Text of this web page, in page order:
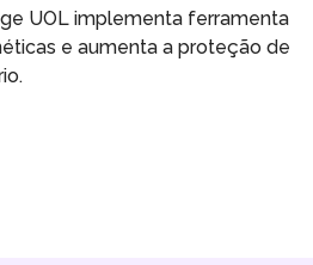
UOL implementa ferramenta
e aumenta a proteção de